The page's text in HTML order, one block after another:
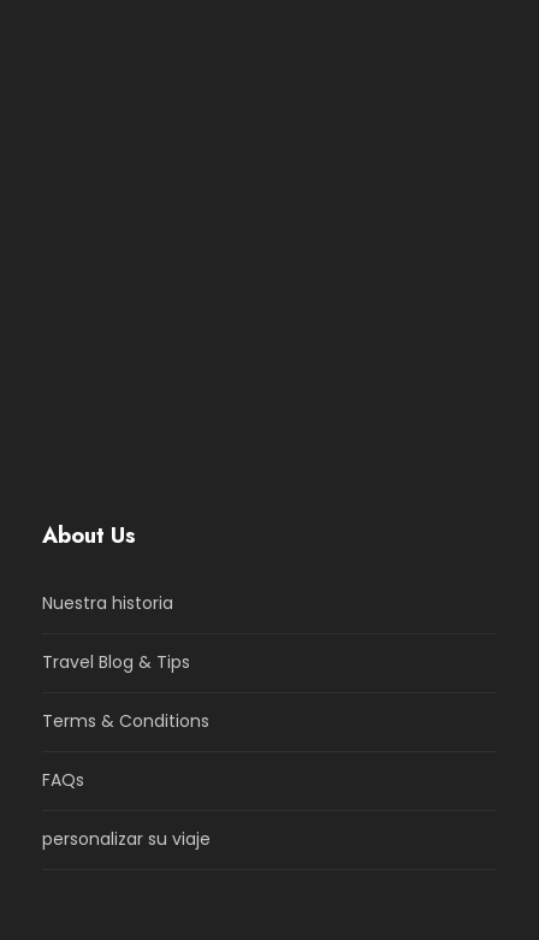
About Us
Nuestra historia
Travel Blog & Tips
Terms & Conditions
FAQs
personalizar su viaje